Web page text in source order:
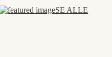
SE ALLE